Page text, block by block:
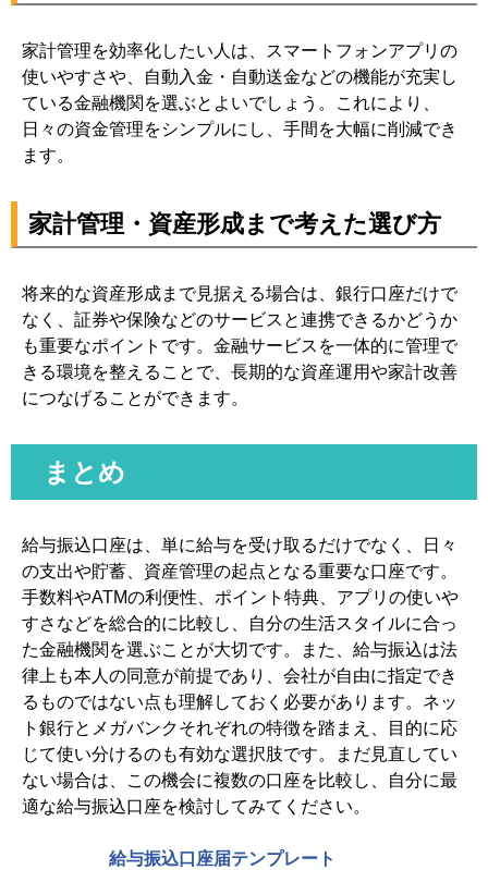
家計管理を効率化したい人は、スマートフォンアプリの
使いやすさや、自動入金・自動送金などの機能が充実し
ている金融機関を選ぶとよいでしょう。これにより、
日々の資金管理をシンプルにし、手間を大幅に削減でき
ます。
家計管理・資産形成まで考えた選び方
将来的な資産形成まで見据える場合は、銀行口座だけで
なく、証券や保険などのサービスと連携できるかどうか
も重要なポイントです。金融サービスを一体的に管理で
きる環境を整えることで、長期的な資産運用や家計改善
につなげることができます。
まとめ
給与振込口座は、単に給与を受け取るだけでなく、日々
の支出や貯蓄、資産管理の起点となる重要な口座です。
手数料やATMの利便性、ポイント特典、アプリの使いや
すさなどを総合的に比較し、自分の生活スタイルに合っ
た金融機関を選ぶことが大切です。また、給与振込は法
律上も本人の同意が前提であり、会社が自由に指定でき
るものではない点も理解しておく必要があります。ネッ
ト銀行とメガバンクそれぞれの特徴を踏まえ、目的に応
じて使い分けるのも有効な選択肢です。まだ見直してい
ない場合は、この機会に複数の口座を比較し、自分に最
適な給与振込口座を検討してみてください。
給与振込口座届テンプレート